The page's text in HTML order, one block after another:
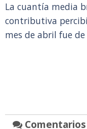
La cuantía media
contributiva
mes de abril fue de
Comentarios